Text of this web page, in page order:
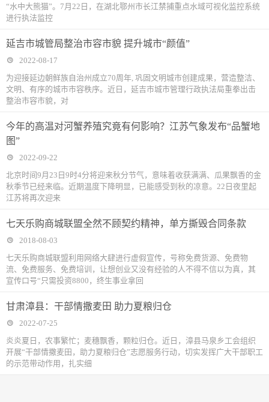
“水中大熊猫”。7月22日，在湖北鄂州市长江禁捕重点水域可视化监控系统
进行执法监控
延吉市城管局整治市容市貌 提升城市“颜值”
2022-08-17
为迎接延边朝鲜族自治州成立70周年, 巩固文明城市创建成果，营造整洁、
文明、有序的城市市容秩序。近日，延吉市城市管理行政执法局重拳出击
整治市容市貌，对
今年的高温对河蟹养殖究竟有何影响？江苏气象发布“品蟹地
图”
2022-09-22
北京时间9月23日9时4分将迎来秋分节气，意味着收获满满、瓜果飘香的金
秋季节已经来临。近期温度下降明显，已能感受到秋的凉意。22日夜里起
江苏将再次迎来
七天乐购商城联盟全然不顾契约精神，单方撕毁合同条款
2018-08-03
七天乐购商城联盟利用网络大肆进行虚假宣传，号称免费货源、免费物
流、免费服务、免费培训，让想创业又没有经验的人不得不信以为真，其
宣传口号“只需投资8800，终生事业拿回
甘肃漳县：干部情撒麦田 助力夏粮归仓
2022-07-25
炎炎夏日，农事繁忙；麦穗飘香，颗粒归仓。近日，漳县马泉乡工会组织
开展“干部情撒麦田，助力夏粮归仓”志愿服务行动，切实发挥广大干部职工
的示范带动作用，扎实细